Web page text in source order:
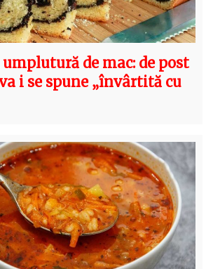
umplutură de mac: de post
i se spune „învârtită cu